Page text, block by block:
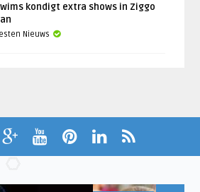
kondigt extra shows in Ziggo
Nieuws